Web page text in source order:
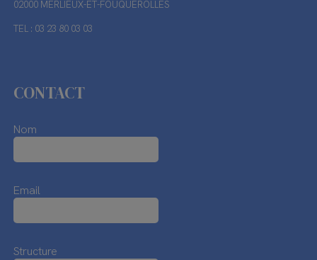
02000 MERLIEUX-ET-FOUQUEROLLES
TEL : 03 23 80 03 03
CONTACT
Nom
Email
Structure